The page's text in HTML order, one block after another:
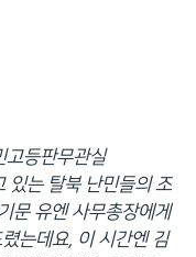
고등판무관실
있는 탈북 난민들의 조
문 유엔 사무총장에게
는데요, 이 시간엔 김